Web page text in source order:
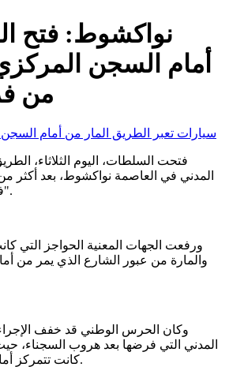
نواكشوط: فتح
أمام السجن
من
فتحت السلطات، اليوم الثلاثاء،
المدني في العاصمة نواكشوط، بعد أكثر من
فرار السجناء "الإرهابيين".
ورفعت الجهات المعنية الحواجز التي
والمارة من عبور الشارع الذي يمر من
وكان الحرس الوطني قد خفف
المدني التي فرضها بعد هروب السجناء،
كانت تتمركز أمامه، بعد أيام من العملية.